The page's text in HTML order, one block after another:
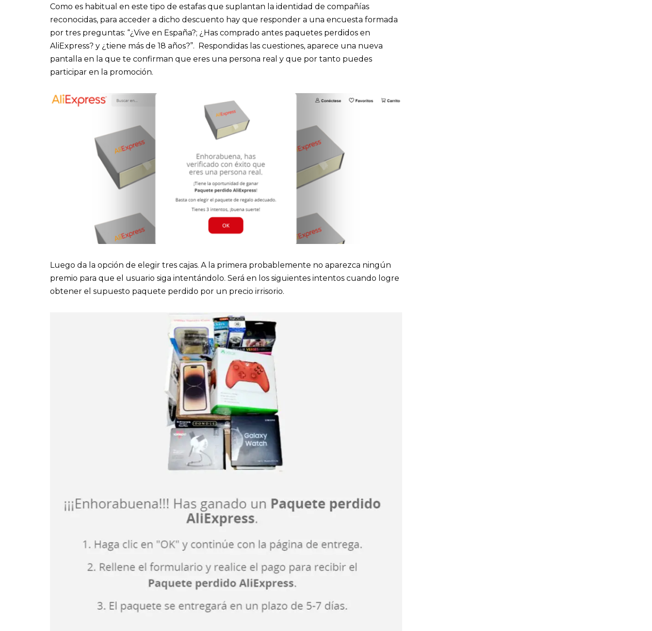
Como es habitual en este tipo de estafas que suplantan la identidad de compañías
reconocidas, para acceder a dicho descuento hay que responder a una encuesta formada
por tres preguntas: “¿Vive en España?; ¿Has comprado antes paquetes perdidos en
AliExpress? y ¿tiene más de 18 años?”. Respondidas las cuestiones, aparece una nueva
pantalla en la que te confirman que eres una persona real y que por tanto puedes
participar en la promoción.
Luego da la opción de elegir tres cajas. A la primera probablemente no aparezca ningún
premio para que el usuario siga intentándolo. Será en los siguientes intentos cuando logre
obtener el supuesto paquete perdido por un precio irrisorio.